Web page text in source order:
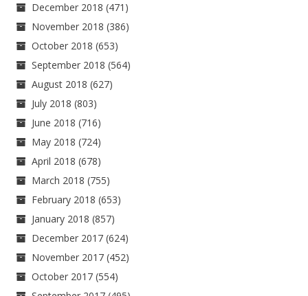
December 2018 (471)
November 2018 (386)
October 2018 (653)
September 2018 (564)
August 2018 (627)
July 2018 (803)
June 2018 (716)
May 2018 (724)
April 2018 (678)
March 2018 (755)
February 2018 (653)
January 2018 (857)
December 2017 (624)
November 2017 (452)
October 2017 (554)